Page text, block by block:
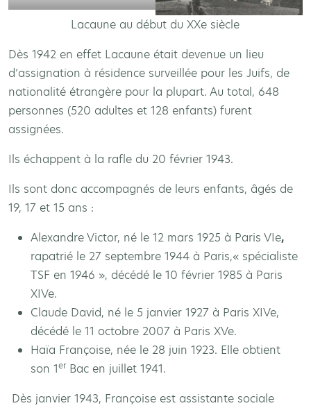
Lacaune au début du XXe siècle
Dès 1942 en effet Lacaune était devenue un lieu
d’assignation à résidence surveillée pour les Juifs, de
nationalité étrangère pour la plupart. Au total, 648
personnes (520 adultes et 128 enfants) furent
assignées.
Ils échappent à la rafle du 20 février 1943.
Ils sont donc accompagnés de leurs enfants, âgés de
19, 17 et 15 ans :
Alexandre Victor, né le 12 mars 1925 à Paris VIe,
rapatrié le 27 septembre 1944 à Paris,« spécialiste
TSF en 1946 », décédé le 10 février 1985 à Paris
XIVe.
Claude David, né le 5 janvier 1927 à Paris XIVe,
décédé le 11 octobre 2007 à Paris XVe.
Haïa Françoise, née le 28 juin 1923. Elle obtient
son 1er Bac en juillet 1941.
Dès janvier 1943, Françoise est assistante sociale